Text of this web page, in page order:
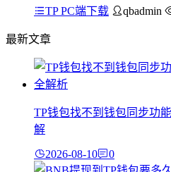
TP PC端下载 qbadmin
最新文章
TP钱包找不到钱包同步功
解
2026-08-10 0